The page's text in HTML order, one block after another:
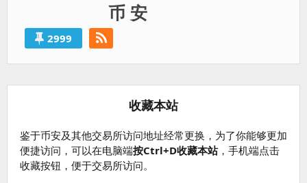
币 安
2999
收藏本站
鉴于币安及其他交易所访问地址经常更换，为了你能够更加
便捷访问，可以在电脑端按Ctrl+D收藏本站，手机端点击
收藏按钮，便于交易所访问。